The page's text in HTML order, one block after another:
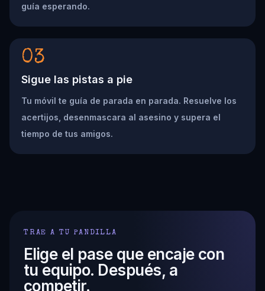
guía esperando.
03
Sigue las pistas a pie
Tu móvil te guía de parada en parada. Resuelve los
acertijos, desenmascara al asesino y supera el
tiempo de tus amigos.
TRAE A TU PANDILLA
Elige el pase que encaje con
tu equipo. Después, a
competir.